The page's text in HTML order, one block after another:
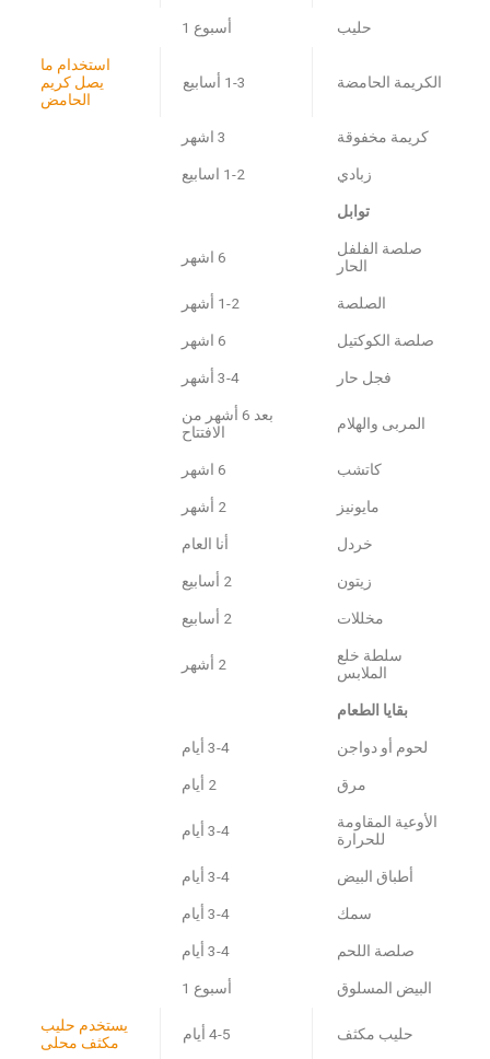
حليب أسبوع 1
الكريمة الحامضة 1-3 أسابيع
استخدام ما
يصل كريم
الحامض
كريمة مخفوقة 3 اشهر
زبادي 1-2 اسابيع
توابل
صلصة الفلفل
الحار
6 اشهر
الصلصة 1-2 أشهر
صلصة الكوكتيل 6 اشهر
فجل حار 3-4 أشهر
المربى والهلام
بعد 6 أشهر من
الافتتاح
كاتشب 6 اشهر
مايونيز 2 أشهر
خردل أنا العام
زيتون 2 أسابيع
مخللات 2 أسابيع
سلطة خلع
الملابس
2 أشهر
بقايا الطعام
لحوم أو دواجن 3-4 أيام
مرق 2 أيام
الأوعية المقاومة
للحرارة
3-4 أيام
أطباق البيض 3-4 أيام
سمك 3-4 أيام
صلصة اللحم 3-4 أيام
البيض المسلوق أسبوع 1
حليب مكثف 4-5 أيام
يستخدم حليب
مكثف محلى